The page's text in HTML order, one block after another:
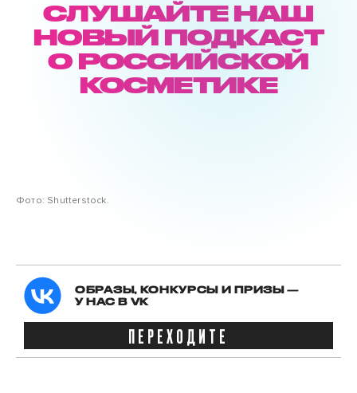
СЛУШАЙТЕ НАШ
НОВЫЙ ПОДКАСТ
О РОССИЙСКОЙ
КОСМЕТИКЕ
Фото: Shutterstock.
ОБРАЗЫ, КОНКУРСЫ И ПРИЗЫ —
У НАС В VK
ПЕРЕХОДИТЕ